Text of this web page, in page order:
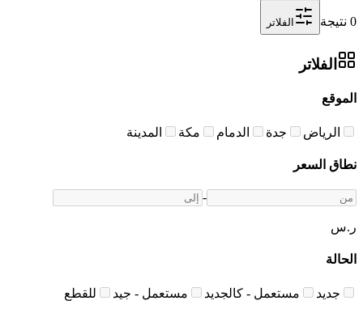
0 نتيجة الفلاتر
الفلاتر
الموقع
الرياض جدة الدمام مكة المدينة
نطاق السعر
-
ر.س
الحالة
جديد مستعمل - كالجديد مستعمل - جيد للقطع